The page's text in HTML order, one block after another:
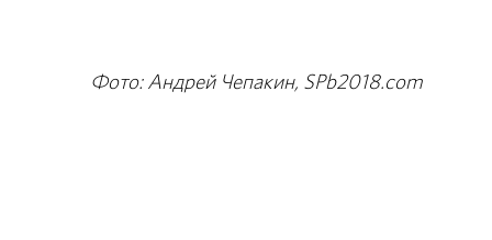
Фото: Андрей Чепакин, SPb2018.com